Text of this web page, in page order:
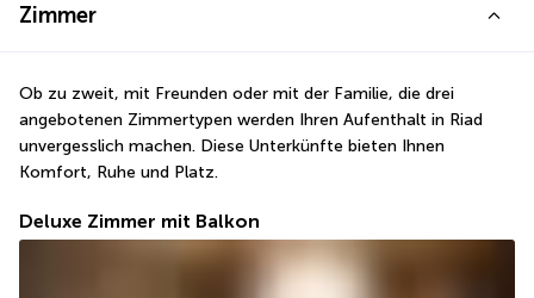
Zimmer
Ob zu zweit, mit Freunden oder mit der Familie, die drei
angebotenen Zimmertypen werden Ihren Aufenthalt in Riad
unvergesslich machen. Diese Unterkünfte bieten Ihnen
Komfort, Ruhe und Platz.
Deluxe Zimmer mit Balkon